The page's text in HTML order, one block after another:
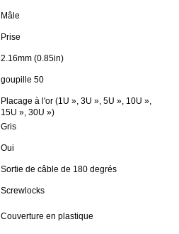
Mâle
Prise
2.16mm (0.85in)
goupille 50
Placage à l'or (1U », 3U », 5U », 10U »,
15U », 30U »)
Gris
Oui
Sortie de câble de 180 degrés
Screwlocks
Couverture en plastique